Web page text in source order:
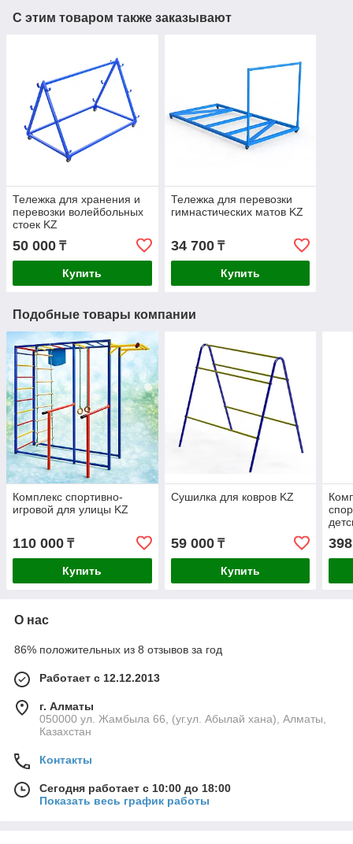
С этим товаром также заказывают
Тележка для хранения и
перевозки волейбольных
стоек KZ
50 000 ₸
Купить
Тележка для перевозки
гимнастических матов KZ
34 700₸
Купить
Подобные товары компании
Комплекс спортивно-
игровой для улицы KZ
110 000 ₸
Купить
Сушилка для ковров KZ
59 000₸
Купить
О нас
86% положительных из 8 отзывов за год
Работает с 12.12.2013
г. Алматы
050000 ул. Жамбыла 66, (уг.ул. Абылай хана), Алматы,
Казахстан
Контакты
Сегодня работает с 10:00 до 18:00
Показать весь график работы